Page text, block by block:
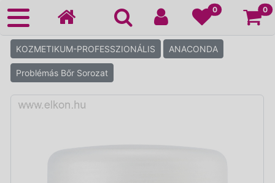
0 0
KOZMETIKUM-PROFESSZIONÁLIS ANACONDA
Problémás Bőr Sorozat